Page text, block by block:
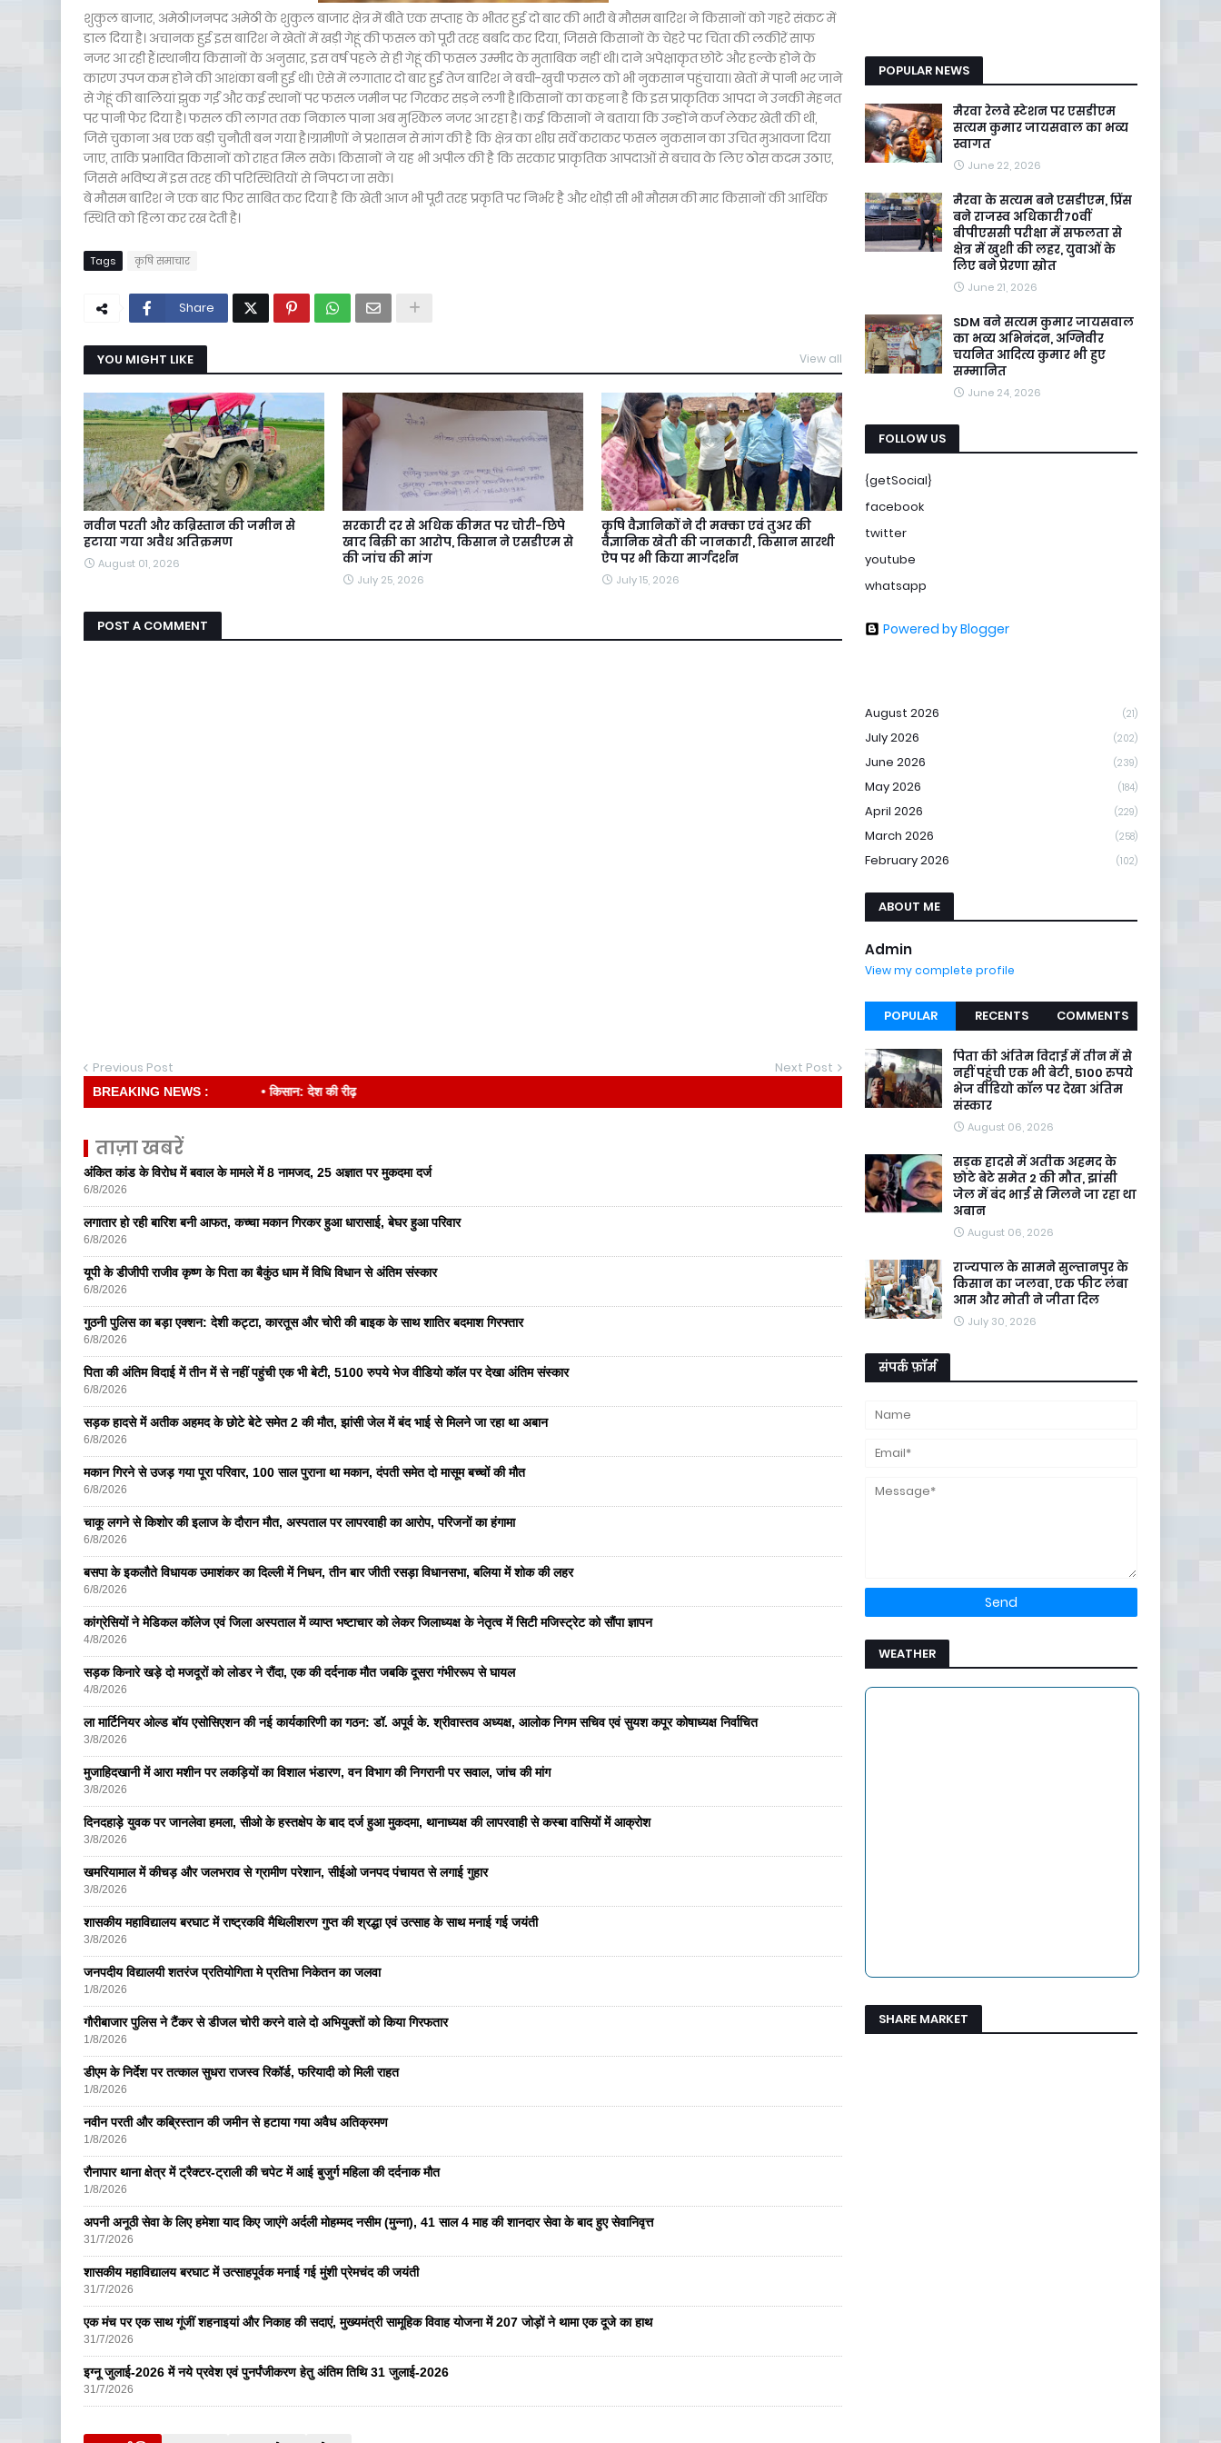
शुकुल बाजार, अमेठी।जनपद अमेठी के शुकुल बाजार क्षेत्र में बीते एक सप्ताह के भीतर हुई दो बार की भारी बे मौसम बारिश ने किसानों को गहरे संकट में
डाल दिया है। अचानक हुई इस बारिश ने खेतों में खड़ी गेहूं की फसल को पूरी तरह बर्बाद कर दिया, जिससे किसानों के चेहरे पर चिंता की लकीरें साफ
नजर आ रही हैं।स्थानीय किसानों के अनुसार, इस वर्ष पहले से ही गेहूं की फसल उम्मीद के मुताबिक नहीं थी। दाने अपेक्षाकृत छोटे और हल्के होने के
कारण उपज कम होने की आशंका बनी हुई थी। ऐसे में लगातार दो बार हुई तेज बारिश ने बची-खुची फसल को भी नुकसान पहुंचाया। खेतों में पानी भर जाने
से गेहूं की बालियां झुक गईं और कई स्थानों पर फसल जमीन पर गिरकर सड़ने लगी है।किसानों का कहना है कि इस प्राकृतिक आपदा ने उनकी मेहनत
पर पानी फेर दिया है। फसल की लागत तक निकाल पाना अब मुश्किल नजर आ रहा है। कई किसानों ने बताया कि उन्होंने कर्ज लेकर खेती की थी,
जिसे चुकाना अब एक बड़ी चुनौती बन गया है।ग्रामीणों ने प्रशासन से मांग की है कि क्षेत्र का शीघ्र सर्वे कराकर फसल नुकसान का उचित मुआवजा दिया
जाए, ताकि प्रभावित किसानों को राहत मिल सके। किसानों ने यह भी अपील की है कि सरकार प्राकृतिक आपदाओं से बचाव के लिए ठोस कदम उठाए,
जिससे भविष्य में इस तरह की परिस्थितियों से निपटा जा सके।
बे मौसम बारिश ने एक बार फिर साबित कर दिया है कि खेती आज भी पूरी तरह प्रकृति पर निर्भर है और थोड़ी सी भी मौसम की मार किसानों की आर्थिक
स्थिति को हिला कर रख देती है।
Tags कृषि समाचार
Share
YOU MIGHT LIKE View all
नवीन परती और कब्रिस्तान की जमीन से
हटाया गया अवैध अतिक्रमण
August 01, 2026
सरकारी दर से अधिक कीमत पर चोरी-छिपे
खाद बिक्री का आरोप, किसान ने एसडीएम से
की जांच की मांग
July 25, 2026
कृषि वैज्ञानिकों ने दी मक्का एवं तुअर की
वैज्ञानिक खेती की जानकारी, किसान सारथी
ऐप पर भी किया मार्गदर्शन
July 15, 2026
POST A COMMENT
Previous Post Next Post
BREAKING NEWS :• किसान: देश की रीढ़
ताज़ा खबरें
अंकित कांड के विरोध में बवाल के मामले में 8 नामजद, 25 अज्ञात पर मुकदमा दर्ज
6/8/2026
लगातार हो रही बारिश बनी आफत, कच्चा मकान गिरकर हुआ धारासाई, बेघर हुआ परिवार
6/8/2026
यूपी के डीजीपी राजीव कृष्ण के पिता का बैकुंठ धाम में विधि विधान से अंतिम संस्कार
6/8/2026
गुठनी पुलिस का बड़ा एक्शन: देशी कट्टा, कारतूस और चोरी की बाइक के साथ शातिर बदमाश गिरफ्तार
6/8/2026
पिता की अंतिम विदाई में तीन में से नहीं पहुंची एक भी बेटी, 5100 रुपये भेज वीडियो कॉल पर देखा अंतिम संस्कार
6/8/2026
सड़क हादसे में अतीक अहमद के छोटे बेटे समेत 2 की मौत, झांसी जेल में बंद भाई से मिलने जा रहा था अबान
6/8/2026
मकान गिरने से उजड़ गया पूरा परिवार, 100 साल पुराना था मकान, दंपती समेत दो मासूम बच्चों की मौत
6/8/2026
चाकू लगने से किशोर की इलाज के दौरान मौत, अस्पताल पर लापरवाही का आरोप, परिजनों का हंगामा
6/8/2026
बसपा के इकलाैते विधायक उमाशंकर का दिल्ली में निधन, तीन बार जीती रसड़ा विधानसभा, बलिया में शोक की लहर
6/8/2026
कांग्रेसियों ने मेडिकल कॉलेज एवं जिला अस्पताल में व्याप्त भष्टाचार को लेकर जिलाध्यक्ष के नेतृत्व में सिटी मजिस्ट्रेट को सौंपा ज्ञापन
4/8/2026
सड़क किनारे खड़े दो मजदूरों को लोडर ने रौंदा, एक की दर्दनाक मौत जबकि दूसरा गंभीररूप से घायल
4/8/2026
ला मार्टिनियर ओल्ड बॉय एसोसिएशन की नई कार्यकारिणी का गठन: डॉ. अपूर्व के. श्रीवास्तव अध्यक्ष, आलोक निगम सचिव एवं सुयश कपूर कोषाध्यक्ष निर्वाचित
3/8/2026
मुजाहिदखानी में आरा मशीन पर लकड़ियों का विशाल भंडारण, वन विभाग की निगरानी पर सवाल, जांच की मांग
3/8/2026
दिनदहाड़े युवक पर जानलेवा हमला, सीओ के हस्तक्षेप के बाद दर्ज हुआ मुकदमा, थानाध्यक्ष की लापरवाही से कस्बा वासियों में आक्रोश
3/8/2026
खमरियामाल में कीचड़ और जलभराव से ग्रामीण परेशान, सीईओ जनपद पंचायत से लगाई गुहार
3/8/2026
शासकीय महाविद्यालय बरघाट में राष्ट्रकवि मैथिलीशरण गुप्त की श्रद्धा एवं उत्साह के साथ मनाई गई जयंती
3/8/2026
जनपदीय विद्यालयी शतरंज प्रतियोगिता मे प्रतिभा निकेतन का जलवा
1/8/2026
गौरीबाजार पुलिस ने टैंकर से डीजल चोरी करने वाले दो अभियुक्तों को किया गिरफतार
1/8/2026
डीएम के निर्देश पर तत्काल सुधरा राजस्व रिकॉर्ड, फरियादी को मिली राहत
1/8/2026
नवीन परती और कब्रिस्तान की जमीन से हटाया गया अवैध अतिक्रमण
1/8/2026
रौनापार थाना क्षेत्र में ट्रैक्टर-ट्राली की चपेट में आई बुजुर्ग महिला की दर्दनाक मौत
1/8/2026
अपनी अनूठी सेवा के लिए हमेशा याद किए जाएंगे अर्दली मोहम्मद नसीम (मुन्ना), 41 साल 4 माह की शानदार सेवा के बाद हुए सेवानिवृत्त
31/7/2026
शासकीय महाविद्यालय बरघाट में उत्साहपूर्वक मनाई गई मुंशी प्रेमचंद की जयंती
31/7/2026
एक मंच पर एक साथ गूंजीं शहनाइयां और निकाह की सदाएं, मुख्यमंत्री सामूहिक विवाह योजना में 207 जोड़ों ने थामा एक दूजे का हाथ
31/7/2026
इग्नू जुलाई-2026 में नये प्रवेश एवं पुनर्पंजीकरण हेतु अंतिम तिथि 31 जुलाई-2026
31/7/2026
POPULAR NEWS
मैरवा रेलवे स्टेशन पर एसडीएम
सत्यम कुमार जायसवाल का भव्य
स्वागत
June 22, 2026
मैरवा के सत्यम बने एसडीएम, प्रिंस
बने राजस्व अधिकारी70वीं
बीपीएससी परीक्षा में सफलता से
क्षेत्र में खुशी की लहर, युवाओं के
लिए बने प्रेरणा स्रोत
June 21, 2026
SDM बने सत्यम कुमार जायसवाल
का भव्य अभिनंदन, अग्निवीर
चयनित आदित्य कुमार भी हुए
सम्मानित
June 24, 2026
FOLLOW US
{getSocial}
facebook
twitter
youtube
whatsapp
Powered by Blogger
August 2026 (21)
July 2026 (202)
June 2026 (239)
May 2026 (184)
April 2026 (229)
March 2026 (258)
February 2026 (102)
ABOUT ME
Admin
View my complete profile
POPULAR RECENTS COMMENTS
पिता की अंतिम विदाई में तीन में से
नहीं पहुंची एक भी बेटी, 5100 रुपये
भेज वीडियो कॉल पर देखा अंतिम
संस्कार
August 06, 2026
सड़क हादसे में अतीक अहमद के
छोटे बेटे समेत 2 की मौत, झांसी
जेल में बंद भाई से मिलने जा रहा था
अबान
August 06, 2026
राज्यपाल के सामने सुल्तानपुर के
किसान का जलवा, एक फीट लंबा
आम और मोती ने जीता दिल
July 30, 2026
संपर्क फ़ॉर्म
WEATHER
SHARE MARKET